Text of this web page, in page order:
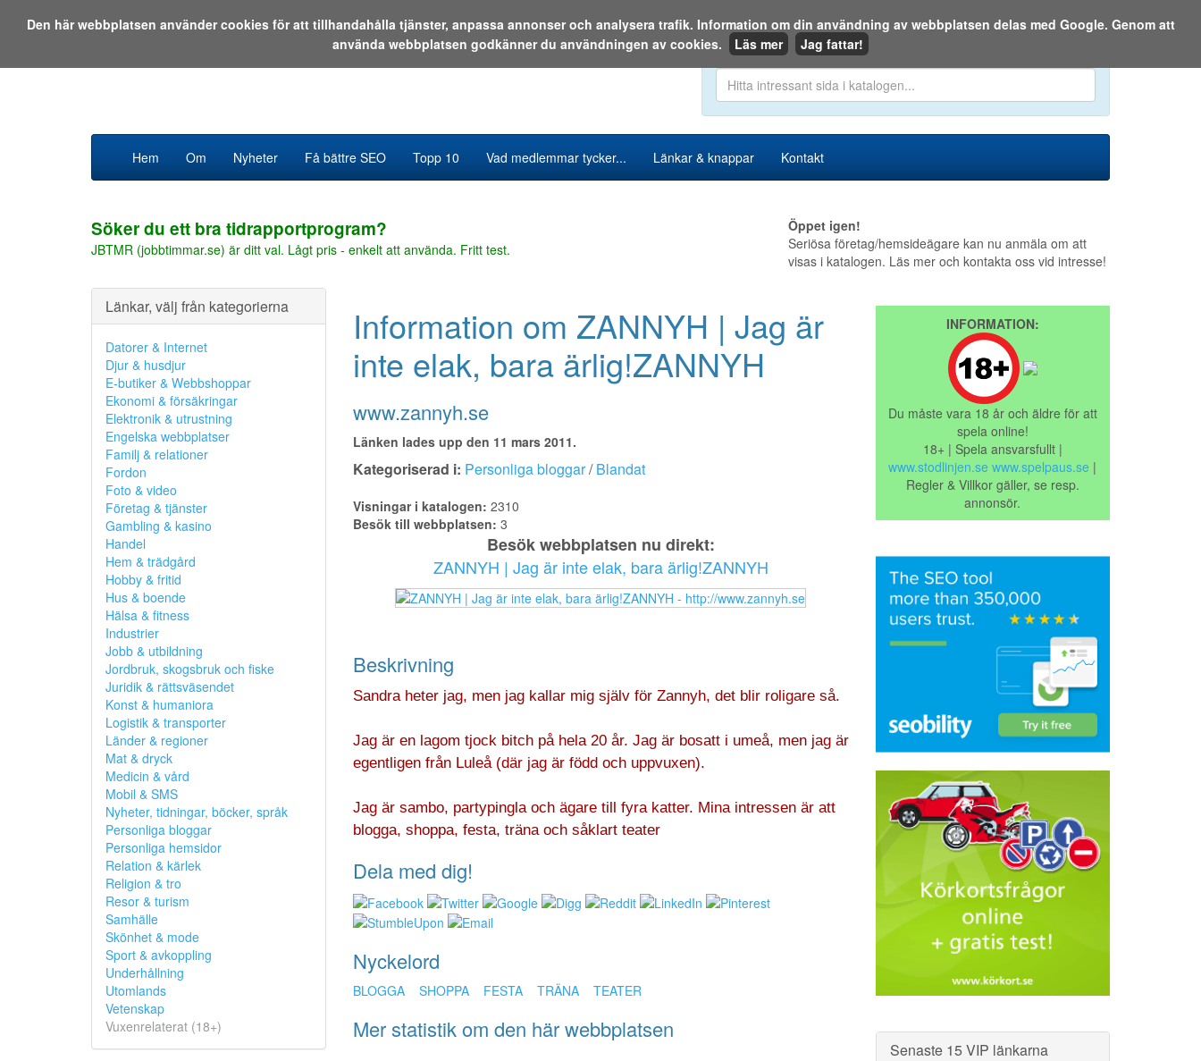
Den 7 augusti 2026
Sök i katalogen eller på webben:
Hem Om Nyheter Få bättre SEO Topp 10 Vad medlemmar tycker... Länkar & knappar Kontakt
Söker du ett bra tidrapportprogram?
JBTMR (jobbtimmar.se) är ditt val. Lågt pris - enkelt att använda. Fritt test.
Öppet igen!
Seriösa företag/hemsideägare kan nu anmäla om att
visas i katalogen. Läs mer och kontakta oss vid intresse!
Länkar, välj från kategorierna
Datorer & Internet
Djur & husdjur
E-butiker & Webbshoppar
Ekonomi & försäkringar
Elektronik & utrustning
Engelska webbplatser
Familj & relationer
Fordon
Foto & video
Företag & tjänster
Gambling & kasino
Handel
Hem & trädgård
Hobby & fritid
Hus & boende
Hälsa & fitness
Industrier
Jobb & utbildning
Jordbruk, skogsbruk och fiske
Juridik & rättsväsendet
Konst & humaniora
Logistik & transporter
Länder & regioner
Mat & dryck
Medicin & vård
Mobil & SMS
Nyheter, tidningar, böcker, språk
Personliga bloggar
Personliga hemsidor
Relation & kärlek
Religion & tro
Resor & turism
Samhälle
Skönhet & mode
Sport & avkoppling
Underhållning
Utomlands
Vetenskap
Vuxenrelaterat (18+)
Information om ZANNYH | Jag är
inte elak, bara ärlig!ZANNYH
www.zannyh.se
Länken lades upp den 11 mars 2011.
Kategoriserad i: Personliga bloggar/Blandat
Visningar i katalogen: 2310
Besök till webbplatsen: 3
Besök webbplatsen nu direkt:
ZANNYH | Jag är inte elak, bara ärlig!ZANNYH
Beskrivning
Sandra heter jag, men jag kallar mig själv för Zannyh, det blir roligare så.
Jag är en lagom tjock bitch på hela 20 år. Jag är bosatt i umeå, men jag är
egentligen från Luleå (där jag är född och uppvuxen).
Jag är sambo, partypingla och ägare till fyra katter. Mina intressen är att
blogga, shoppa, festa, träna och såklart teater
Dela med dig!
Nyckelord
BLOGGA SHOPPA FESTA TRÄNA TEATER
Mer statistik om den här webbplatsen
INFORMATION:
Du måste vara 18 år och äldre för att
spela online!
18+ | Spela ansvarsfullt |
www.stodlinjen.se www.spelpaus.se |
Regler & Villkor gäller, se resp.
annonsör.
Senaste 15 VIP länkarna
Den här webbplatsen använder cookies för att tillhandahålla tjänster, anpassa annonser och analysera trafik. Information om din användning av webbplatsen delas med Google. Genom att
använda webbplatsen godkänner du användningen av cookies.
Läs mer Jag fattar!